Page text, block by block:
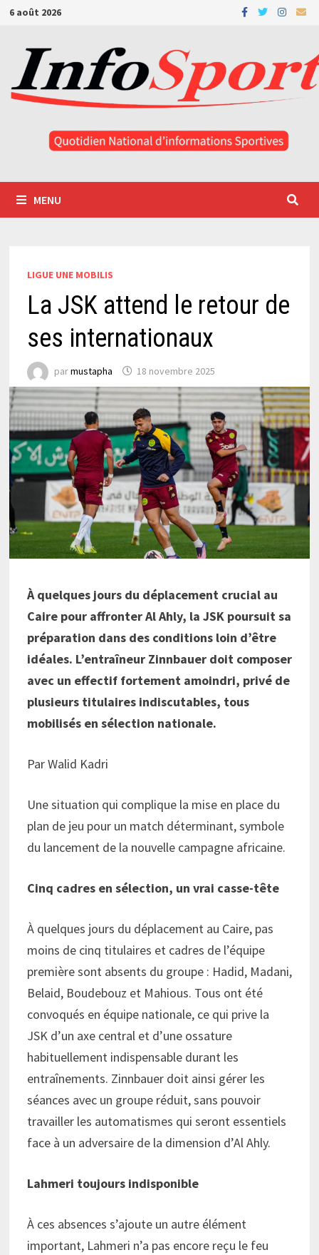
Passer
contenu
6 août 2026
MENU
LIGUE UNE MOBILIS
La JSK attend le retour de
ses internationaux
parmustapha 18 novembre 2025
À quelques jours du déplacement crucial au
Caire pour affronter Al Ahly, la JSK poursuit sa
préparation dans des conditions loin d’être
idéales. L’entraîneur Zinnbauer doit composer
avec un effectif fortement amoindri, privé de
plusieurs titulaires indiscutables, tous
mobilisés en sélection nationale.
Par Walid Kadri
Une situation qui complique la mise en place du
plan de jeu pour un match déterminant, symbole
du lancement de la nouvelle campagne africaine.
Cinq cadres en sélection, un vrai casse-tête
À quelques jours du déplacement au Caire, pas
moins de cinq titulaires et cadres de l’équipe
première sont absents du groupe : Hadid, Madani,
Belaid, Boudebouz et Mahious. Tous ont été
convoqués en équipe nationale, ce qui prive la
JSK d’un axe central et d’une ossature
habituellement indispensable durant les
entraînements. Zinnbauer doit ainsi gérer les
séances avec un groupe réduit, sans pouvoir
travailler les automatismes qui seront essentiels
face à un adversaire de la dimension d’Al Ahly.
Lahmeri toujours indisponible
À ces absences s’ajoute un autre élément
important, Lahmeri n’a pas encore reçu le feu